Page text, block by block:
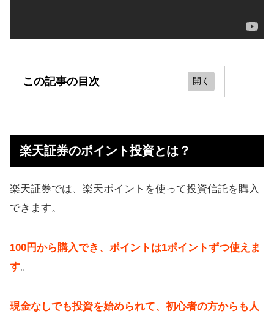
この記事の目次
は？
Q&A！疑問に回答
【まとめ】楽天ポイント投資やって
楽天証券のポイント投資とは？
楽天証券では、楽天ポイントを使って投資信託を購入
できます。
100円から購入でき、ポイントは1ポイントずつ使えま
す。
現金なしでも投資を始められて、初心者の方からも人